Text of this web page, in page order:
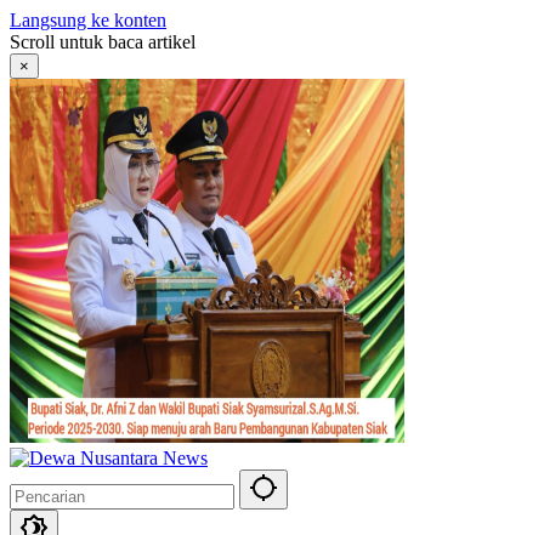
Langsung ke konten
Scroll untuk baca artikel
×